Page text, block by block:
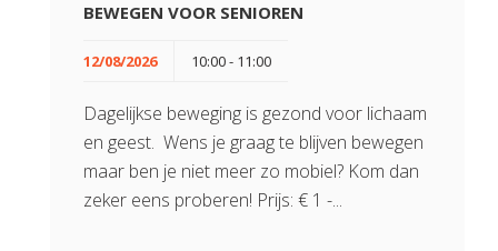
BEWEGEN VOOR SENIOREN
12/08/2026 10:00 - 11:00
Dagelijkse beweging is gezond voor lichaam
en geest. Wens je graag te blijven bewegen
maar ben je niet meer zo mobiel? Kom dan
zeker eens proberen! Prijs: € 1 -...